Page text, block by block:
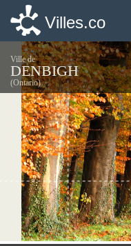
Villes.co
Ville de
DENBIGH
(Ontario)
Villes.co